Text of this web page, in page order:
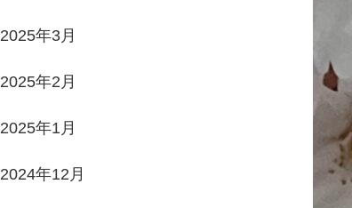
2025年3月
2025年2月
2025年1月
2024年12月